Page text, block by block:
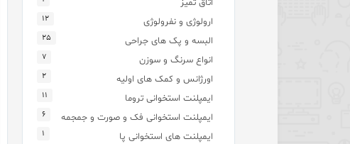
اتاق تمیز
ارولوژی و نفرولوژی ۱۲
البسه و پک های جراحی ۲۵
انواع سرنگ و سوزن ۷
اورژانس و کمک های اولیه ۲
ایمپلنت استخوانی تروما ۱۱
ایمپلنت استخوانی فک و صورت و جمجمه ۶
ایمپلنت های استخوانی پا ۱